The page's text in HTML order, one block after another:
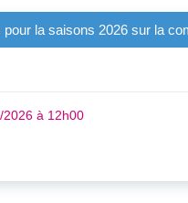
la saisons 2026 sur la
2026 à 12h00